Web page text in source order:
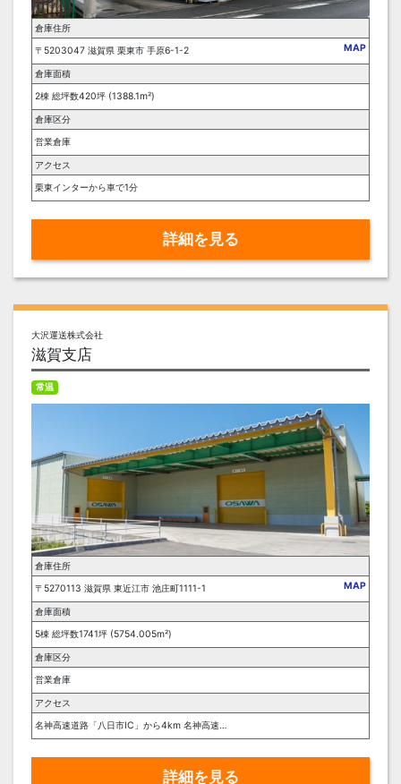
倉庫住所
〒5203047 滋賀県 栗東市 手原6-1-2
MAP
倉庫面積
2棟 総坪数420坪 (1388.1m²)
倉庫区分
営業倉庫
アクセス
栗東インターから車で1分
詳細を見る
大沢運送株式会社
滋賀支店
常温
倉庫住所
〒5270113 滋賀県 東近江市 池庄町1111-1
MAP
倉庫面積
5棟 総坪数1741坪 (5754.005m²)
倉庫区分
営業倉庫
アクセス
名神高速道路「八日市IC」から4km 名神高速道路「湖東三山スマートIC」から7km 近江鉄道八日市線「八日市駅」から4km
詳細を見る